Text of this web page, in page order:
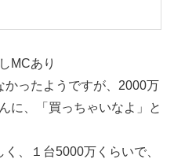
MCあり
かったようですが、2000万
に、「買っちゃいなよ」と
、１台5000万くらいで、